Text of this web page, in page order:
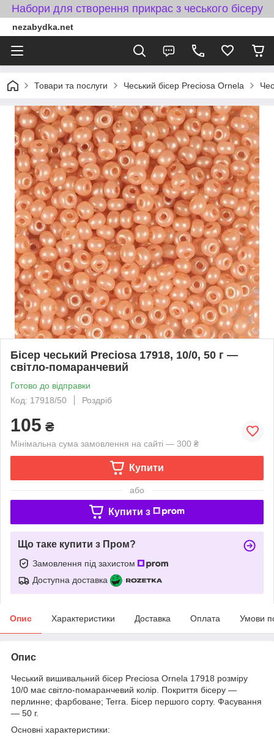
Набори для створення прикрас з чеського бісеру
nezabydka.net
Товари та послуги Чеський бісер Preciosa Ornela
Бісер чеський Preciosa 17918, 10/0, 50 г —
світло-помаранчевий
Готово до відправки
Код: 17918/50
Роздріб
105 ₴
Мінімальна сума замовлення на сайті — 300 ₴
Купити
або
Купити з
Що таке купити з Пром?
Замовлення під захистом
Доступна доставка
Опис Характеристики Доставка Оплата Умови
Опис
Чеський вишивальний бісер Preciosa Ornela 17918 розміру
10/0 має світло-помаранчевий колір. Покриття бісеру —
перлинне; фарбоване; Terra. Бісер першого сорту. Фасування
— 50 г.
Основні характеристики: